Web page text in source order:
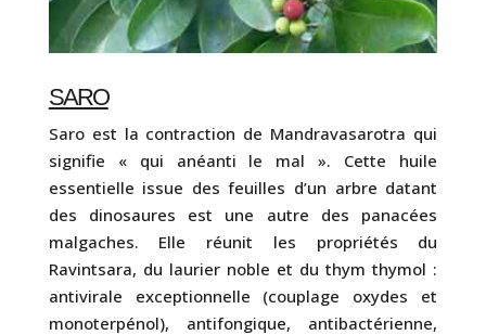
SARO
Saro est la contraction de Mandravasarotra qui
signifie « qui anéanti le mal ». Cette huile
essentielle issue des feuilles d’un arbre datant
des dinosaures est une autre des panacées
malgaches. Elle réunit les propriétés du
Ravintsara, du laurier noble et du thym thymol :
antivirale exceptionnelle (couplage oxydes et
monoterpénol), antifongique, antibactérienne,